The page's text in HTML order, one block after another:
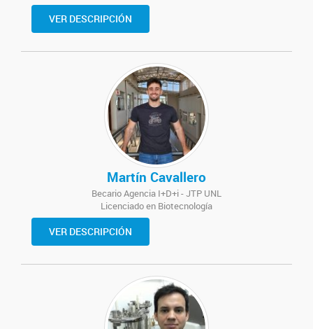
VER DESCRIPCIÓN
Martín Cavallero
Becario Agencia I+D+i - JTP UNL
Licenciado en Biotecnología
VER DESCRIPCIÓN